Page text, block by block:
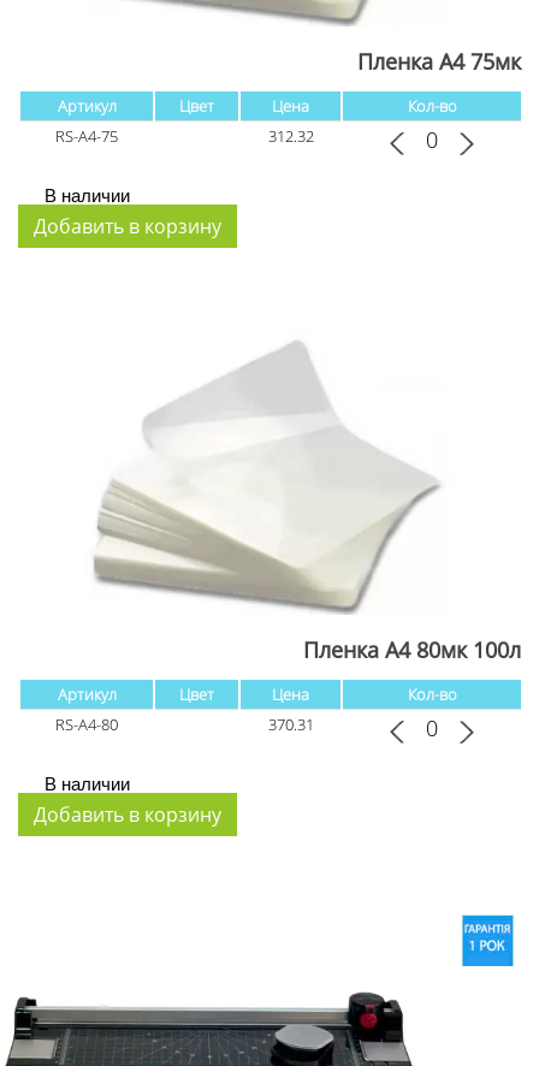
Пленка А4 75мк
Артикул Цвет Цена
Кол-во
RS-A4-75
312.32
В наличии
Пленка А4 80мк 100л
Артикул Цвет Цена
Кол-во
RS-A4-80
370.31
В наличии